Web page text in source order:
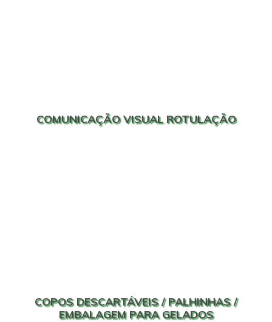
COMUNICAÇÃO VISUAL ROTULAÇÃO
COPOS DESCARTÁVEIS / PALHINHAS /
EMBALAGEM PARA GELADOS